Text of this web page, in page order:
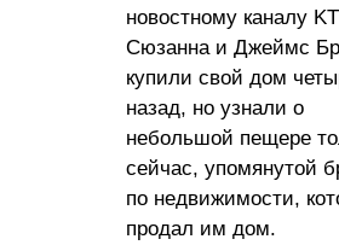
новостному каналу
Сюзанна и Джеймс
купили свой дом
назад, но узнали о
небольшой пещере
сейчас, упомянутой
по недвижимости,
продал им дом.